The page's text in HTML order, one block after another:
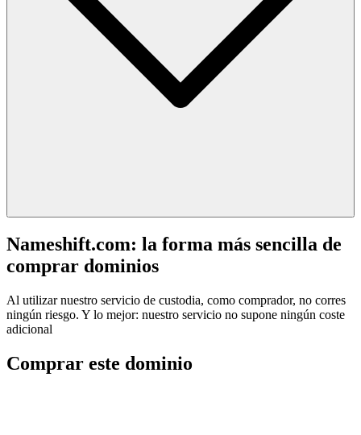
Nameshift.com: la forma más sencilla de
comprar dominios
Al utilizar nuestro servicio de custodia, como comprador, no corres
ningún riesgo. Y lo mejor: nuestro servicio no supone ningún coste
adicional
Comprar este dominio